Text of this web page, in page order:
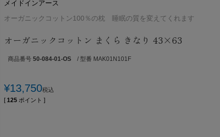
メイドインアース
オーガニックコットン100％の枕 睡眠の質を変えてくれます
オーガニックコットン まくら きなり 43×63
商品番号 50-084-01-OS / 型番 MAK01N101F
¥13,750税込
[ 125 ポイント ]